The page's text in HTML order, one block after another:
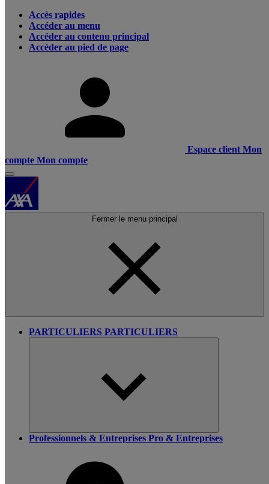
Accès rapides
Accéder au menu
Accéder au contenu principal
Accéder au pied de page
Espace client Mon
compte Mon compte
Fermer le menu principal
PARTICULIERS PARTICULIERS
Professionnels & Entreprises Pro & Entreprises